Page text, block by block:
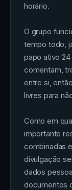
horário.
O grupo
tempo todo,
papo ativo
comentam,
entre si,
livres para
Como em
importante
combinadas
divulgação
dados
documentos